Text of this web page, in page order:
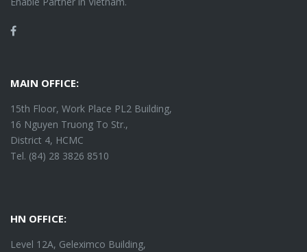
MAIN OFFICE:
15th Floor, Work Place PL2 Building,
16 Nguyen Truong To Str.,
District 4, HCMC
Tel. (84) 28 3826 8510
HN OFFICE:
Level 12A, Geleximco Building,